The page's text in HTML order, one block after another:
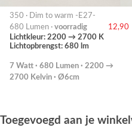
350 · Dim to warm -E27-
680 Lumen · voorradig
12,90
Lichtkleur: 2200 → 2700 K
Lichtopbrengst: 680 lm
7 Watt · 680 Lumen · 2200 →
2700 Kelvin · Ø6cm
Toegevoegd aan je